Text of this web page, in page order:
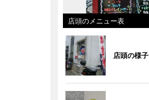
店頭のメニュー表
店頭の様子